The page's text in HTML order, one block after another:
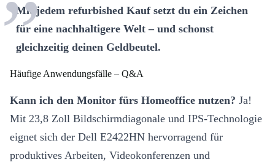
Mit jedem refurbished Kauf setzt du ein Zeichen
für eine nachhaltigere Welt – und schonst
gleichzeitig deinen Geldbeutel.
Häufige Anwendungsfälle – Q&A
Kann ich den Monitor fürs Homeoffice nutzen? Ja!
Mit 23,8 Zoll Bildschirmdiagonale und IPS-Technologie
eignet sich der Dell E2422HN hervorragend für
produktives Arbeiten, Videokonferenzen und